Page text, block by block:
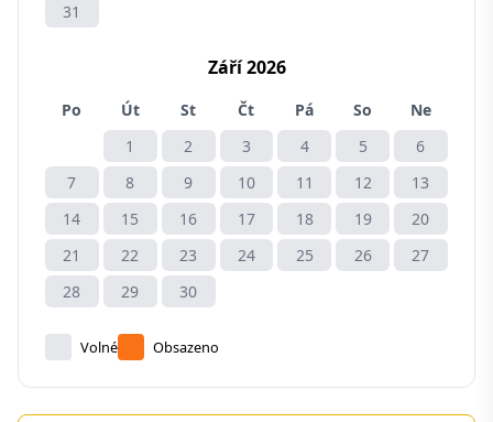
31
Září 2026
Po Út St Čt Pá So
Ne
1
2 3 4 5
6
7
8 9 10 11 12
13
14
15 16 17 18 19
20
21
22 23 24 25 26
27
28
29 30
Volné Obsazeno